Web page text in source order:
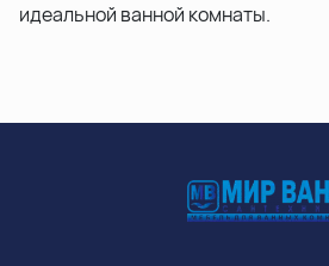
идеальной ванной комнаты.